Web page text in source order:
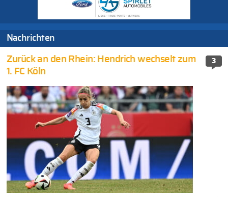
Nachrichten
3
Zurück an den Rhein: Hendrich wechselt zum
1. FC Köln